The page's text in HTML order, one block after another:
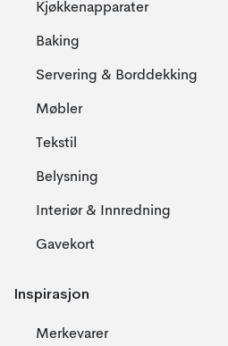
Kjøkkenapparater
Baking
Servering & Borddekking
Møbler
Tekstil
Belysning
Interiør & Innredning
Gavekort
Inspirasjon
Merkevarer